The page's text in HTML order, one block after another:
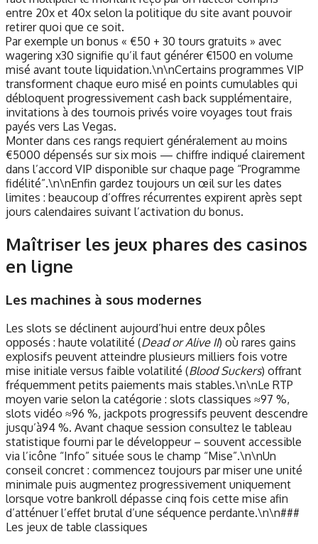
entre 20x et 40x selon la politique du site avant pouvoir
retirer quoi que ce soit.
Par exemple un bonus « €50 + 30 tours gratuits » avec
wagering x30 signifie qu’il faut générer €1500 en volume
misé avant toute liquidation.\n\nCertains programmes VIP
transforment chaque euro misé en points cumulables qui
débloquent progressivement cash back supplémentaire,
invitations à des tournois privés voire voyages tout frais
payés vers Las Vegas.
Monter dans ces rangs requiert généralement au moins
€5000 dépensés sur six mois — chiffre indiqué clairement
dans l’accord VIP disponible sur chaque page “Programme
fidélité”.\n\nEnfin gardez toujours un œil sur les dates
limites : beaucoup d’offres récurrentes expirent après sept
jours calendaires suivant l’activation du bonus.
Maîtriser les jeux phares des casinos
en ligne
Les machines à sous modernes
Les slots se déclinent aujourd’hui entre deux pôles
opposés : haute volatilité (Dead or Alive II) où rares gains
explosifs peuvent atteindre plusieurs milliers fois votre
mise initiale versus faible volatilité (Blood Suckers) offrant
fréquemment petits paiements mais stables.\n\nLe RTP
moyen varie selon la catégorie : slots classiques ≈97 %,
slots vidéo ≈96 %, jackpots progressifs peuvent descendre
jusqu’à94 %. Avant chaque session consultez le tableau
statistique fourni par le développeur – souvent accessible
via l’icône “Info” située sous le champ “Mise”.\n\nUn
conseil concret : commencez toujours par miser une unité
minimale puis augmentez progressivement uniquement
lorsque votre bankroll dépasse cinq fois cette mise afin
d’atténuer l’effet brutal d’une séquence perdante.\n\n###
Les jeux de table classiques